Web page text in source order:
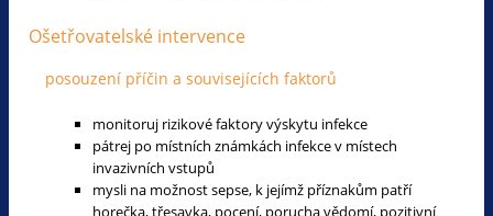
Ošetřovatelské intervence
posouzení příčin a souvisejících faktorů
monitoruj rizikové faktory výskytu infekce
pátrej po místních známkách infekce v místech
invazivních vstupů
mysli na možnost sepse, k jejímž příznakům patří
horečka, třesavka, pocení, porucha vědomí, pozitivní